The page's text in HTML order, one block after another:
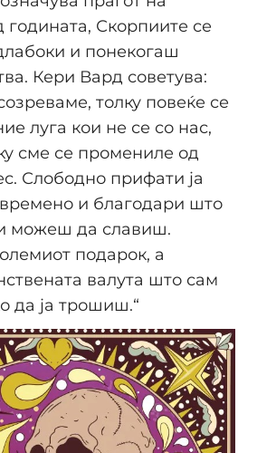
годината, Скорпиите се
и понекогаш
Кери Вард советува:
толку повеќе се
луга кои не се со нас,
сме се промениле од
Слободно прифати ја
и благодари што
можеш да славиш.
подарок, а
валута што сам
да ја трошиш.“